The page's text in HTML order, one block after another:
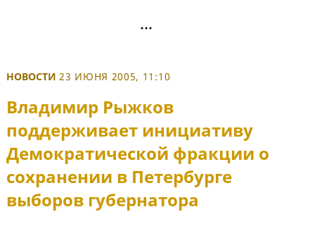
НОВОСТИ 23 ИЮНЯ 2005, 11:10
Владимир Рыжков
поддерживает инициативу
Демократической фракции о
сохранении в Петербурге
выборов губернатора